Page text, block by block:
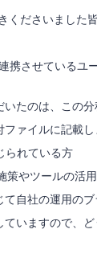
くださいました
連携させてい
たのは、この
ァイルに記載し
られている方
策やツールの
自社の運用の
いますので、ど